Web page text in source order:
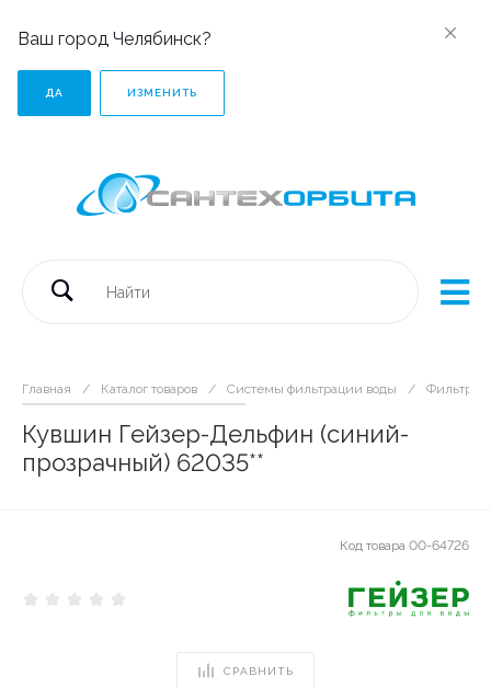
Ваш город Челябинск?
ДА ИЗМЕНИТЬ
Главная / Каталог товаров / Системы фильтрации воды /
Кувшин Гейзер-Дельфин (синий-
прозрачный) 62035**
Код товара 00-64726
СРАВНИТЬ